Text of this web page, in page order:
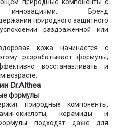
природные компоненты с
инновациями. Бренд
природного защитного
раздраженной или
кожа начинается с
разрабатывает формулы,
восстанавливать и
возрасте.
Dr.Althea
формулы
природные компоненты,
керамиды и
подходят даже для